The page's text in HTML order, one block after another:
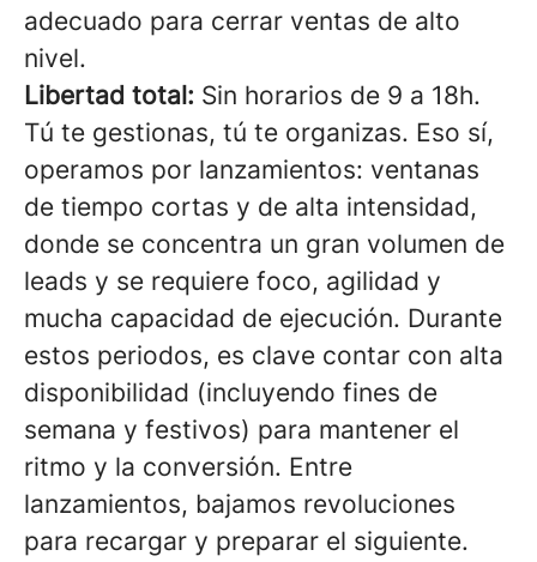
adecuado para cerrar ventas de alto
nivel.
Libertad total: Sin horarios de 9 a 18h.
Tú te gestionas, tú te organizas. Eso sí,
operamos por lanzamientos: ventanas
de tiempo cortas y de alta intensidad,
donde se concentra un gran volumen de
leads y se requiere foco, agilidad y
mucha capacidad de ejecución. Durante
estos periodos, es clave contar con alta
disponibilidad (incluyendo fines de
semana y festivos) para mantener el
ritmo y la conversión. Entre
lanzamientos, bajamos revoluciones
para recargar y preparar el siguiente.